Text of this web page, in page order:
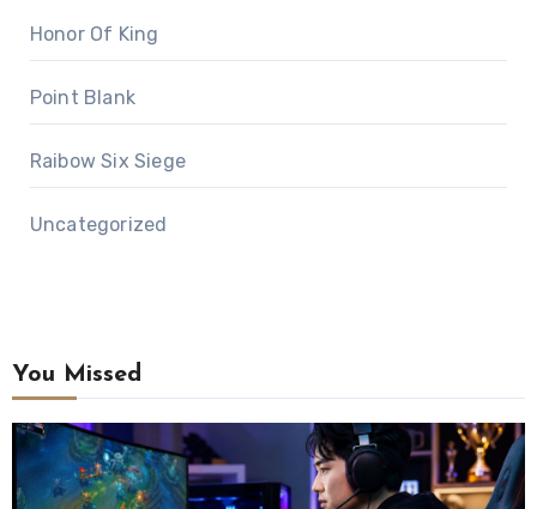
Honor Of King
Point Blank
Raibow Six Siege
Uncategorized
You Missed